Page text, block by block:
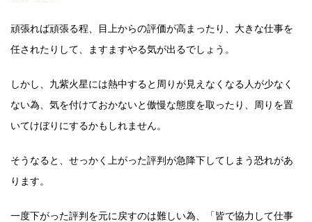
頑張れば頑張る程、目上からの評価が高まったり、大きな仕事を
任されたりして、ますますやる気が出るでしょう。
しかし、九紫火星には熱中すると周りが見えなくなる人が少なく
ない為、気を付けておかないと傲慢な態度を取ったり、周りを置
いてけぼりにするかもしれません。
そうなると、せっかく上がった評判が急降下してしまう恐れがあ
ります。
一度下がった評判を元に戻すのは難しい為、「皆で協力して仕事